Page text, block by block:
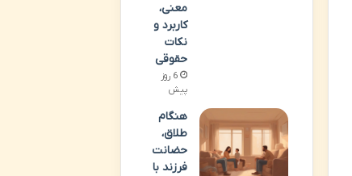
معنی،
کاربرد و
نکات
حقوقی
6 روز
پیش
هنگام
طلاق،
حضانت
فرزند با